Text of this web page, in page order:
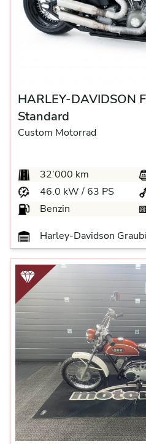
HARLEY-DAVIDSON
Standard
Custom Motorrad
32’000 km
46.0 kW / 63 PS
Benzin
Harley-Davidson